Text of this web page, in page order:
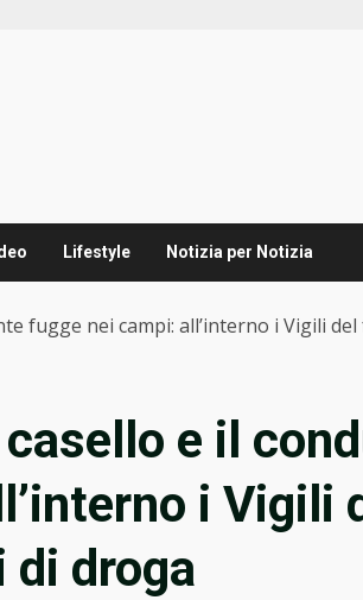
Lifestyle Notizia per Notizia
fugge nei campi: all’interno i Vigili
e il
i Vigili
droga